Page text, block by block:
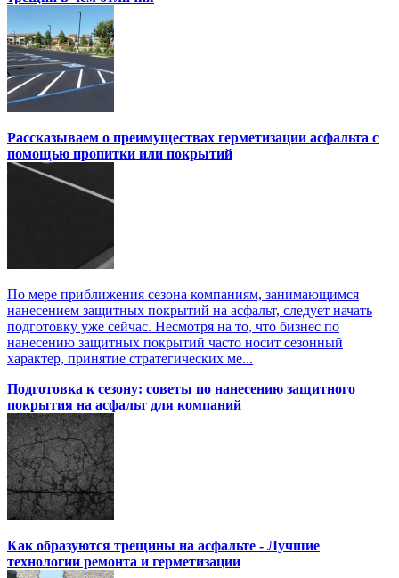
Рассказываем о преимуществах герметизации асфальта с
помощью пропитки или покрытий
По мере приближения сезона компаниям, занимающимся
нанесением защитных покрытий на асфальт, следует начать
подготовку уже сейчас. Несмотря на то, что бизнес по
нанесению защитных покрытий часто носит сезонный
характер, принятие стратегических ме...
Подготовка к сезону: советы по нанесению защитного
покрытия на асфальт для компаний
Как образуются трещины на асфальте - Лучшие
технологии ремонта и герметизации